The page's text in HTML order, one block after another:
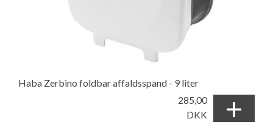
Haba Zerbino foldbar affaldsspand - 9 liter
285,00
DKK
+